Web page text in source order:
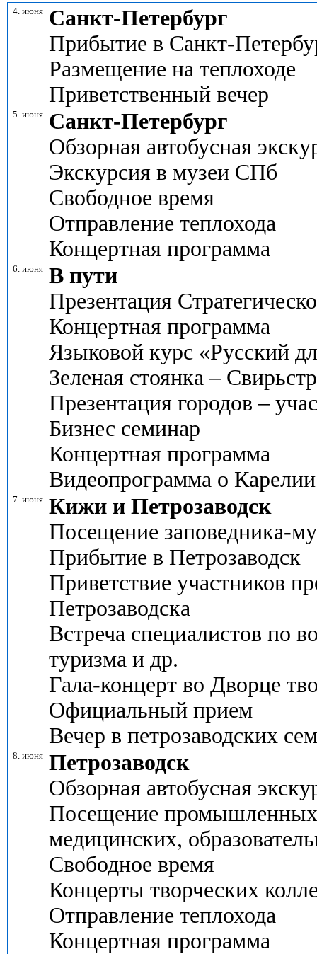
4. июня Санкт-Петербург
Прибытие в Санкт-
Размещение на теплоходе
Приветственный вечер
5. июня Санкт-Петербург
Обзорная автобусная
Экскурсия в музеи СПб
Свободное время
Отправление теплохода
Концертная программа
6. июня В пути
Презентация
Концертная программа
Языковой курс «Русский
Зеленая стоянка –
Презентация городов –
Бизнес семинар
Концертная программа
Видеопрограмма о
7. июня Кижи и Петрозаводск
Посещение заповедника-
Прибытие в Петрозаводск
Приветствие участников
Петрозаводска
Встреча специалистов по
туризма и др.
Гала-концерт во Дворце
Официальный прием
Вечер в петрозаводских
8. июня Петрозаводск
Обзорная автобусная
Посещение промышленных
медицинских,
Свободное время
Концерты творческих
Отправление теплохода
Концертная программа